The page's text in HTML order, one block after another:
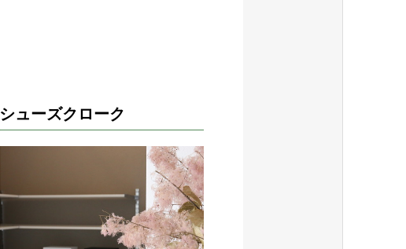
シューズクローク